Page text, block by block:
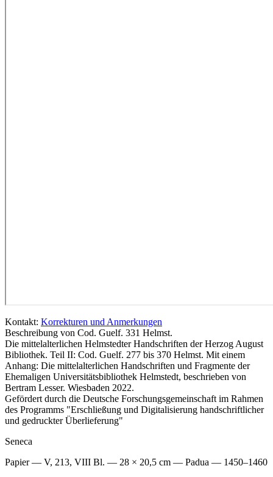
Kontakt: Korrekturen und Anmerkungen
Beschreibung von Cod. Guelf. 331 Helmst.
Die mittelalterlichen Helmstedter Handschriften der Herzog August
Bibliothek. Teil II: Cod. Guelf. 277 bis 370 Helmst. Mit einem
Anhang: Die mittelalterlichen Handschriften und Fragmente der
Ehemaligen Universitätsbibliothek Helmstedt, beschrieben von
Bertram Lesser. Wiesbaden 2022.
Gefördert durch die Deutsche Forschungsgemeinschaft im Rahmen
des Programms "Erschließung und Digitalisierung handschriftlicher
und gedruckter Überlieferung"
Seneca
Papier — V, 213, VIII Bl. — 28 × 20,5 cm — Padua — 1450–1460